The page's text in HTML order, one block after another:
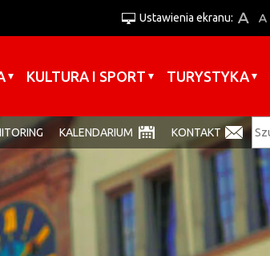
Ustawienia ekranu:
KULTURA I SPORT TURYSTYKA
KALENDARIUM KONTAKT